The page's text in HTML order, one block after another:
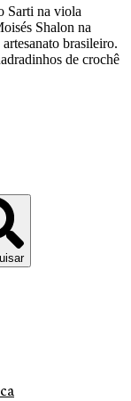
Sarti na viola
Shalon na
brasileiro.
de crochê